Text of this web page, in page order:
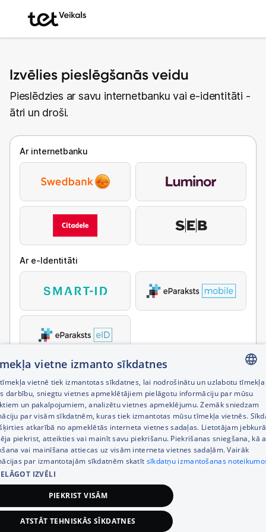
Izvēlies pieslēgšanās veidu
Pieslēdzies ar savu internetbanku vai e-identitāti -
ātri un droši.
Ar internetbanku
Ar e-Identitāti
LATVIAN
RUSSIAN
ENGLISH
vietne izmanto sīkdatnes
vietnē tiek izmantotas sīkdatnes, lai nodrošinātu un uzlabotu tīmekļa
darbību, sniegtu vietnes apmeklētājiem pielāgotu informāciju par mūsu
un pakalpojumiem, analizētu vietnes apmeklējumu. Zemāk sniedzam
par visām sīkdatnēm, kuras tiek izmantotas mūsu tīmekļa vietnēs.
atkarībā no apmeklētās interneta vietnes sadaļas. Lietotājam
piekrist, atteikties vai mainīt savu piekrišanu. Piekrišanas sniegšana, kā
vai mainīšana attiecas uz visām interneta vietnes sadaļām. Vairāk
par izmantotajām sīkdatnēm skatīt sīkdatņu izmantošanas
IZVĒLI
PIEKRIST VISĀM
ATSTĀT TEHNISKĀS SĪKDATNES